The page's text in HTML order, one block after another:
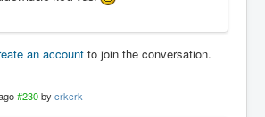
an account to join the conversation.
#230 by crkcrk